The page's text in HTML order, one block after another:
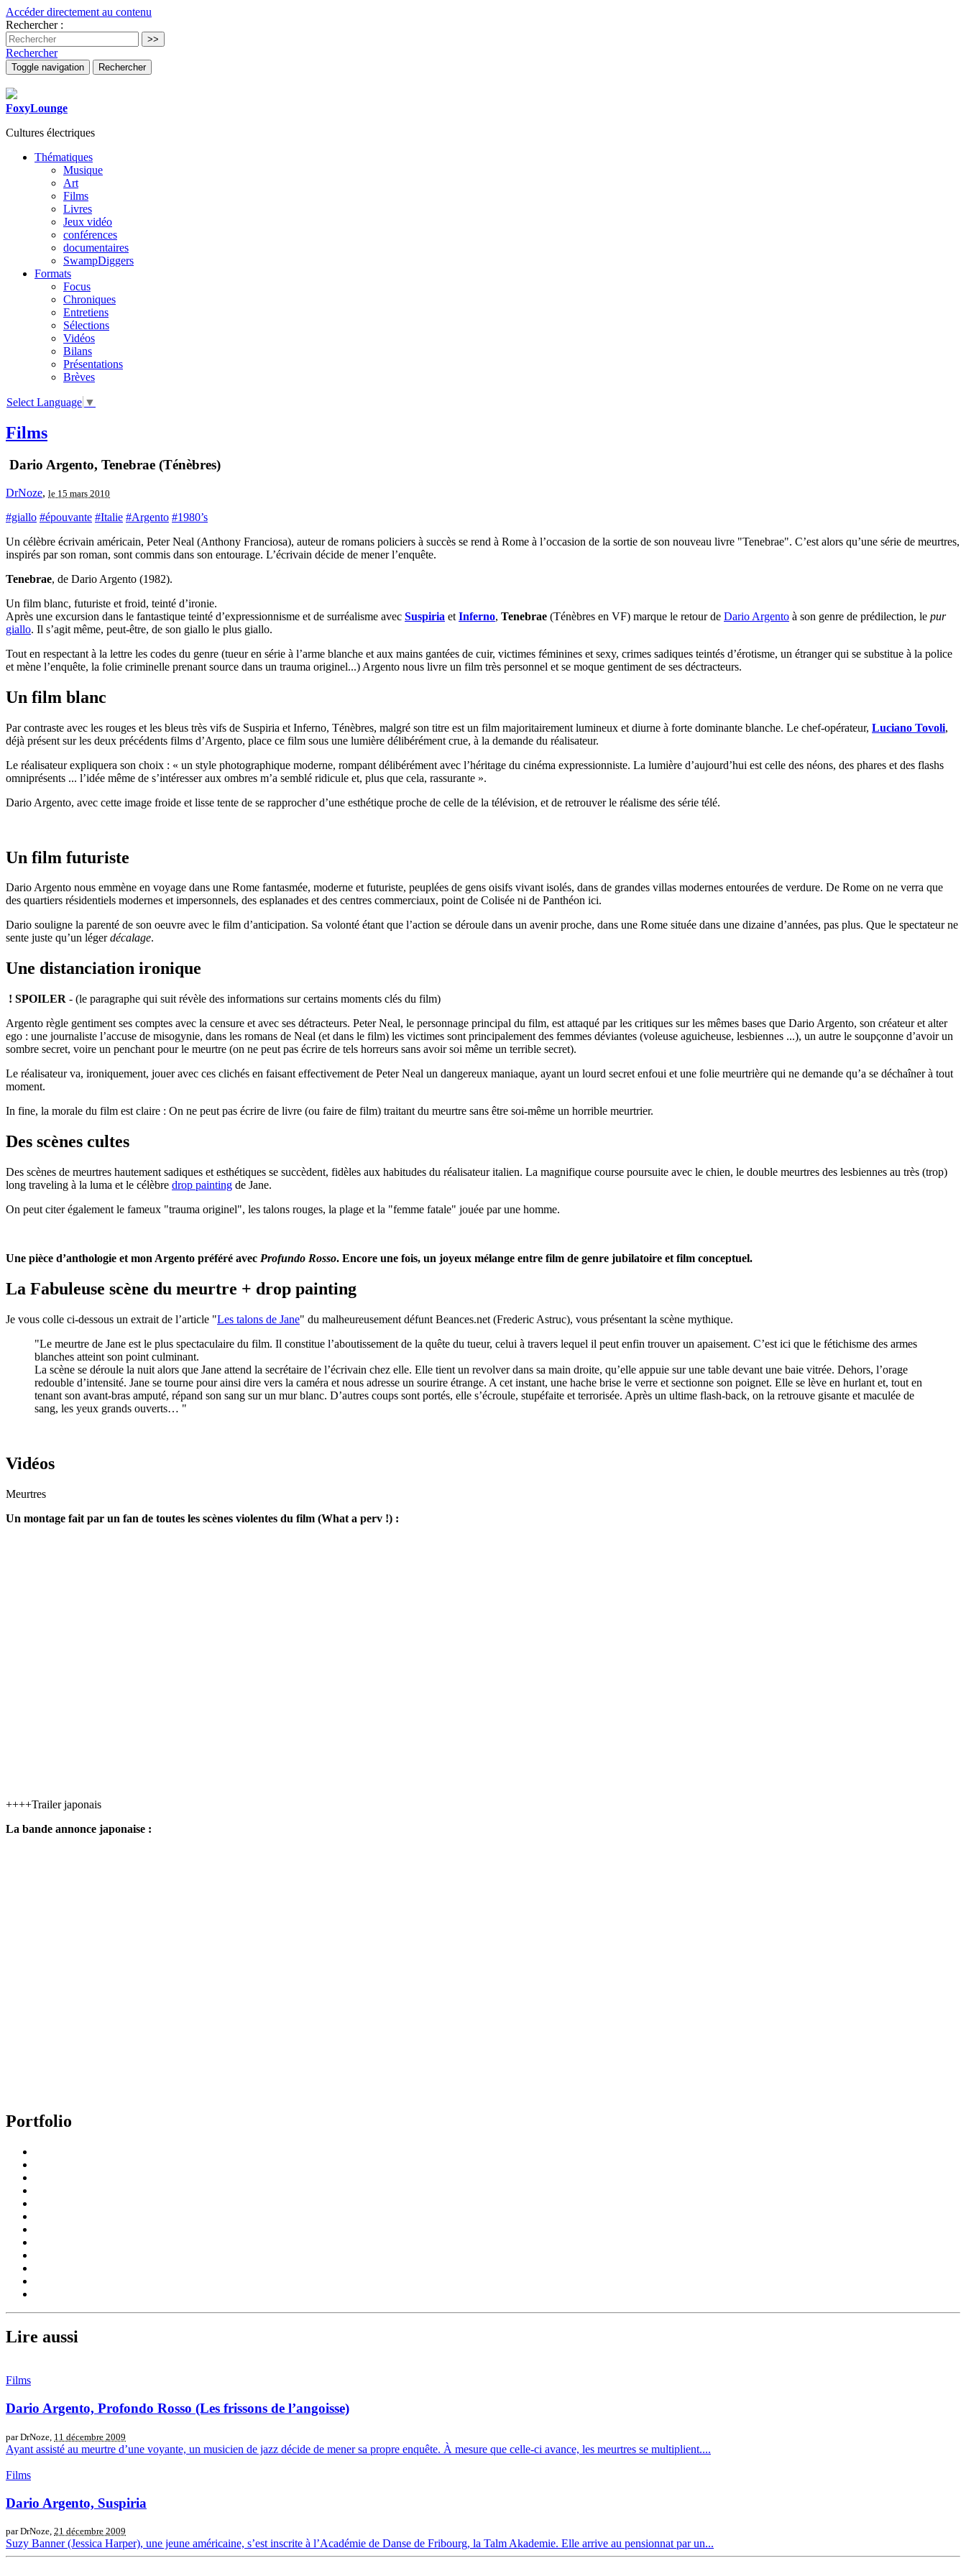
Accéder directement au contenu
Rechercher :
Rechercher
Toggle navigation Rechercher
FoxyLounge
Cultures électriques
Thématiques
Musique
Art
Films
Livres
Jeux vidéo
conférences
documentaires
SwampDiggers
Formats
Focus
Chroniques
Entretiens
Sélections
Vidéos
Bilans
Présentations
Brèves
Select Language ▼
Films
Dario Argento, Tenebrae (Ténèbres)
DrNoze, le 15 mars 2010
#giallo #épouvante #Italie #Argento #1980’s
Un célèbre écrivain américain, Peter Neal (Anthony Franciosa), auteur de romans policiers à succès se rend à Rome à l’occasion de la sortie de son nouveau livre "Tenebrae". C’est alors qu’une série de meurtres,
inspirés par son roman, sont commis dans son entourage. L’écrivain décide de mener l’enquête.
Tenebrae, de Dario Argento (1982).
Un film blanc, futuriste et froid, teinté d’ironie.
Après une excursion dans le fantastique teinté d’expressionnisme et de surréalisme avec Suspiria et Inferno, Tenebrae (Ténèbres en VF) marque le retour de Dario Argento à son genre de prédilection, le pur
giallo. Il s’agit même, peut-être, de son giallo le plus giallo.
Tout en respectant à la lettre les codes du genre (tueur en série à l’arme blanche et aux mains gantées de cuir, victimes féminines et sexy, crimes sadiques teintés d’érotisme, un étranger qui se substitue à la police
et mène l’enquête, la folie criminelle prenant source dans un trauma originel...) Argento nous livre un film très personnel et se moque gentiment de ses déctracteurs.
Un film blanc
Par contraste avec les rouges et les bleus très vifs de Suspiria et Inferno, Ténèbres, malgré son titre est un film majoritairement lumineux et diurne à forte dominante blanche. Le chef-opérateur, Luciano Tovoli,
déjà présent sur les deux précédents films d’Argento, place ce film sous une lumière délibérément crue, à la demande du réalisateur.
Le réalisateur expliquera son choix : « un style photographique moderne, rompant délibérément avec l’héritage du cinéma expressionniste. La lumière d’aujourd’hui est celle des néons, des phares et des flashs
omniprésents ... l’idée même de s’intéresser aux ombres m’a semblé ridicule et, plus que cela, rassurante ».
Dario Argento, avec cette image froide et lisse tente de se rapprocher d’une esthétique proche de celle de la télévision, et de retrouver le réalisme des série télé.
Un film futuriste
Dario Argento nous emmène en voyage dans une Rome fantasmée, moderne et futuriste, peuplées de gens oisifs vivant isolés, dans de grandes villas modernes entourées de verdure. De Rome on ne verra que
des quartiers résidentiels modernes et impersonnels, des esplanades et des centres commerciaux, point de Colisée ni de Panthéon ici.
Dario souligne la parenté de son oeuvre avec le film d’anticipation. Sa volonté étant que l’action se déroule dans un avenir proche, dans une Rome située dans une dizaine d’années, pas plus. Que le spectateur ne
sente juste qu’un légerdécalage.
Une distanciation ironique
! SPOILER - (le paragraphe qui suit révèle des informations sur certains moments clés du film)
Argento règle gentiment ses comptes avec la censure et avec ses détracteurs. Peter Neal, le personnage principal du film, est attaqué par les critiques sur les mêmes bases que Dario Argento, son créateur et alter
ego : une journaliste l’accuse de misogynie, dans les romans de Neal (et dans le film) les victimes sont principalement des femmes déviantes (voleuse aguicheuse, lesbiennes ...), un autre le soupçonne d’avoir un
sombre secret, voire un penchant pour le meurtre (on ne peut pas écrire de tels horreurs sans avoir soi même un terrible secret).
Le réalisateur va, ironiquement, jouer avec ces clichés en faisant effectivement de Peter Neal un dangereux maniaque, ayant un lourd secret enfoui et une folie meurtrière qui ne demande qu’a se déchaîner à tout
moment.
In fine, la morale du film est claire : On ne peut pas écrire de livre (ou faire de film) traitant du meurtre sans être soi-même un horrible meurtrier.
Des scènes cultes
Des scènes de meurtres hautement sadiques et esthétiques se succèdent, fidèles aux habitudes du réalisateur italien. La magnifique course poursuite avec le chien, le double meurtres des lesbiennes au très (trop)
long traveling à la luma et le célèbre drop painting de Jane.
On peut citer également le fameux "trauma originel", les talons rouges, la plage et la "femme fatale" jouée par une homme.
Une pièce d’anthologie et mon Argento préféré avec Profundo Rosso. Encore une fois, un joyeux mélange entre film de genre jubilatoire et film conceptuel.
La Fabuleuse scène du meurtre + drop painting
Je vous colle ci-dessous un extrait de l’article "Les talons de Jane" du malheureusement défunt Beances.net (Frederic Astruc), vous présentant la scène mythique.
"Le meurtre de Jane est le plus spectaculaire du film. Il constitue l’aboutissement de la quête du tueur, celui à travers lequel il peut enfin trouver un apaisement. C’est ici que le fétichisme des armes
blanches atteint son point culminant.
La scène se déroule la nuit alors que Jane attend la secrétaire de l’écrivain chez elle. Elle tient un revolver dans sa main droite, qu’elle appuie sur une table devant une baie vitrée. Dehors, l’orage
redouble d’intensité. Jane se tourne pour ainsi dire vers la caméra et nous adresse un sourire étrange. A cet instant, une hache brise le verre et sectionne son poignet. Elle se lève en hurlant et, tout en
tenant son avant-bras amputé, répand son sang sur un mur blanc. D’autres coups sont portés, elle s’écroule, stupéfaite et terrorisée. Après un ultime flash-back, on la retrouve gisante et maculée de
sang, les yeux grands ouverts… "
Vidéos
Meurtres
Un montage fait par un fan de toutes les scènes violentes du film (What a perv !) :
++++Trailer japonais
La bande annonce japonaise :
Portfolio
Lire aussi
Films
Dario Argento, Profondo Rosso (Les frissons de l’angoisse)
par DrNoze, 11 décembre 2009
Ayant assisté au meurtre d’une voyante, un musicien de jazz décide de mener sa propre enquête. À mesure que celle-ci avance, les meurtres se multiplient....
Films
Dario Argento, Suspiria
par DrNoze, 21 décembre 2009
Suzy Banner (Jessica Harper), une jeune américaine, s’est inscrite à l’Académie de Danse de Fribourg, la Talm Akademie. Elle arrive au pensionnat par un...